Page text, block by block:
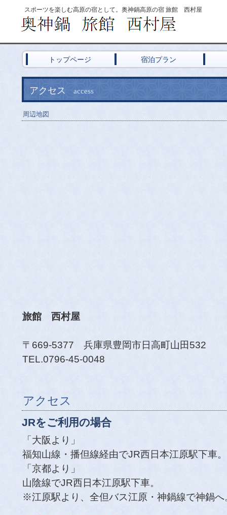
スポーツを楽しむ高原の宿として。奥神鍋高原の宿 旅館 西村屋
アクセス access
周辺地図
旅館 西村屋
〒669-5377 兵庫県豊岡市日高町山田532
TEL.0796-45-0048
アクセス
JRをご利用の場合
「大阪より」
福知山線・播但線経由でJR西日本江原駅下車。
「京都より」
山陰線でJR西日本江原駅下車。
※江原駅より、全但バス江原・神鍋線で神鍋へ
トップページ 宿泊プラン